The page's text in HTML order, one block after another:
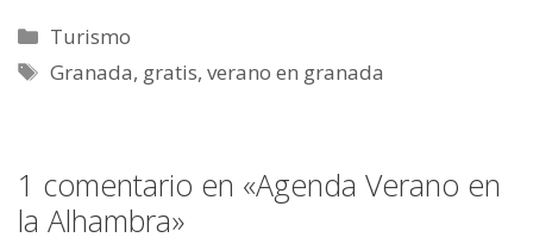
A
p
p
a
m
t
e
o
k
Categorías
Turismo
Etiquetas
Granada, gratis,verano en granada
1 comentario en «Agenda Verano en
la Alhambra»